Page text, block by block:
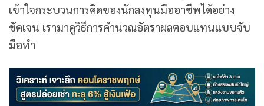
เข้าใจกระบวนการคิดของนักลงทุนมืออาชีพได้อย่าง
ชัดเจน เรามาดูวิธีการคำนวณอัตราผลตอบแทนแบบจับ
มือทำ